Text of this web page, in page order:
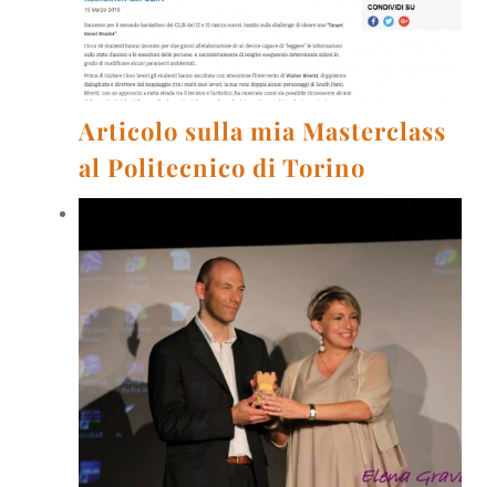
Articolo sulla mia Masterclass
al Politecnico di Torino